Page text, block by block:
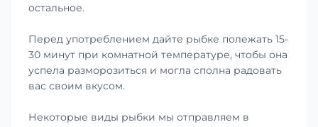
остальное.
Перед употреблением дайте рыбке полежать 15-
30 минут при комнатной температуре, чтобы она
успела разморозиться и могла сполна радовать
вас своим вкусом.
Некоторые виды рыбки мы отправляем в